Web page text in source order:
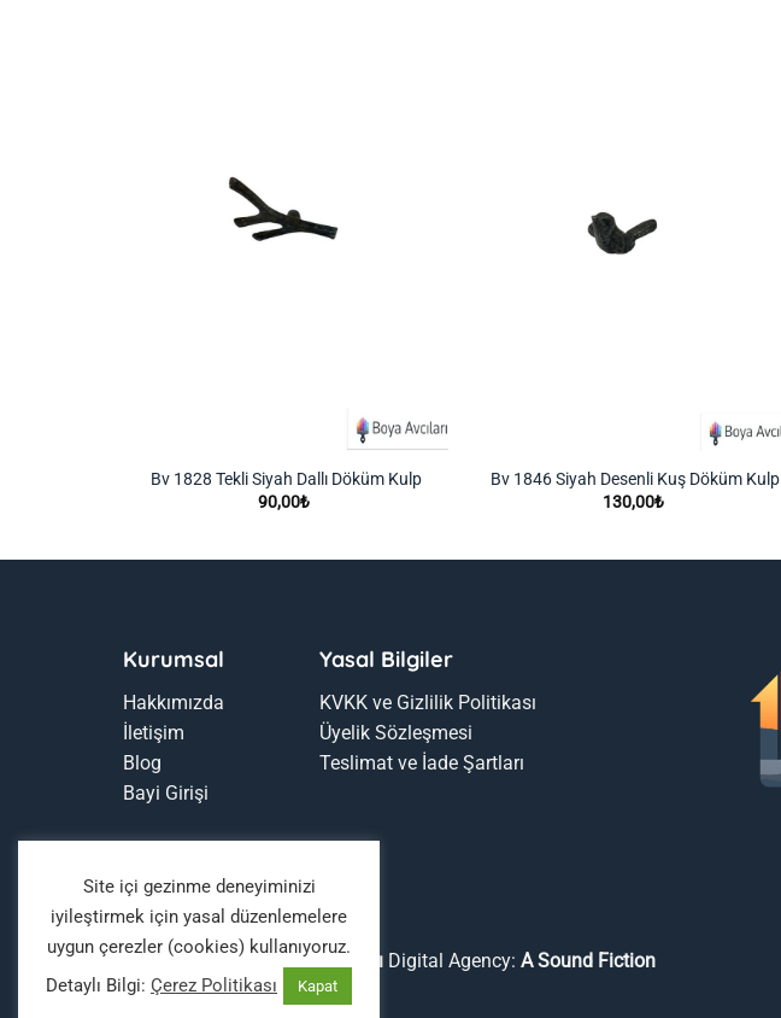
Bv 1828 Tekli Siyah Dallı Döküm Kulp
90,00₺
Bv 1846 Siyah Desenli Kuş Döküm Kulp
130,00₺
Kurumsal
Hakkımızda
İletişim
Blog
Bayi Girişi
Yasal Bilgiler
KVKK ve Gizlilik Politikası
Üyelik Sözleşmesi
Teslimat ve İade Şartları
Copyright 2026 ©Boyaavcıları Digital Agency: A Sound Fiction
Site içi gezinme deneyiminizi
iyileştirmek için yasal düzenlemelere
uygun çerezler (cookies) kullanıyoruz.
Detaylı Bilgi: Çerez Politikası Kapat